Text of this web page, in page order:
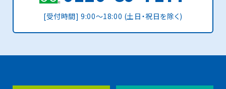
[受付時間] 9:00〜18:00 (土日・祝日を除く)